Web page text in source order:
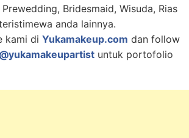
Bridesmaid, Wisuda, Rias
anda lainnya.
kami di Yukamakeup.com dan follow
@yukamakeupartist untuk portofolio